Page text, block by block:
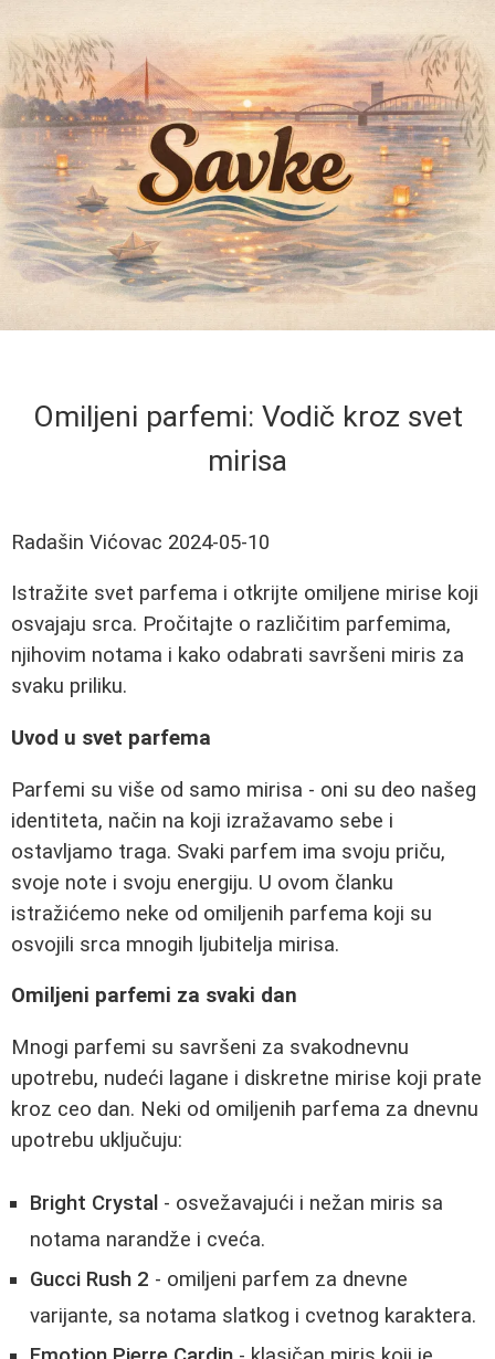
Omiljeni parfemi: Vodič kroz svet
mirisa
Radašin Vićovac 2024-05-10
Istražite svet parfema i otkrijte omiljene mirise koji
osvajaju srca. Pročitajte o različitim parfemima,
njihovim notama i kako odabrati savršeni miris za
svaku priliku.
Uvod u svet parfema
Parfemi su više od samo mirisa - oni su deo našeg
identiteta, način na koji izražavamo sebe i
ostavljamo traga. Svaki parfem ima svoju priču,
svoje note i svoju energiju. U ovom članku
istražićemo neke od omiljenih parfema koji su
osvojili srca mnogih ljubitelja mirisa.
Omiljeni parfemi za svaki dan
Mnogi parfemi su savršeni za svakodnevnu
upotrebu, nudeći lagane i diskretne mirise koji prate
kroz ceo dan. Neki od omiljenih parfema za dnevnu
upotrebu uključuju:
Bright Crystal - osvežavajući i nežan miris sa
notama narandže i cveća.
Gucci Rush 2 - omiljeni parfem za dnevne
varijante, sa notama slatkog i cvetnog karaktera.